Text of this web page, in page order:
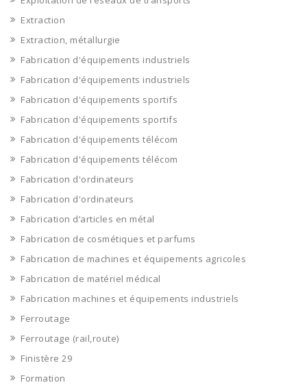
Extraction
Extraction, métallurgie
Fabrication d'équipements industriels
Fabrication d'équipements industriels
Fabrication d'équipements sportifs
Fabrication d'équipements sportifs
Fabrication d'équipements télécom
Fabrication d'équipements télécom
Fabrication d'ordinateurs
Fabrication d'ordinateurs
Fabrication d’articles en métal
Fabrication de cosmétiques et parfums
Fabrication de machines et équipements agricoles
Fabrication de matériel médical
Fabrication machines et équipements industriels
Ferroutage
Ferroutage (rail,route)
Finistère 29
Formation